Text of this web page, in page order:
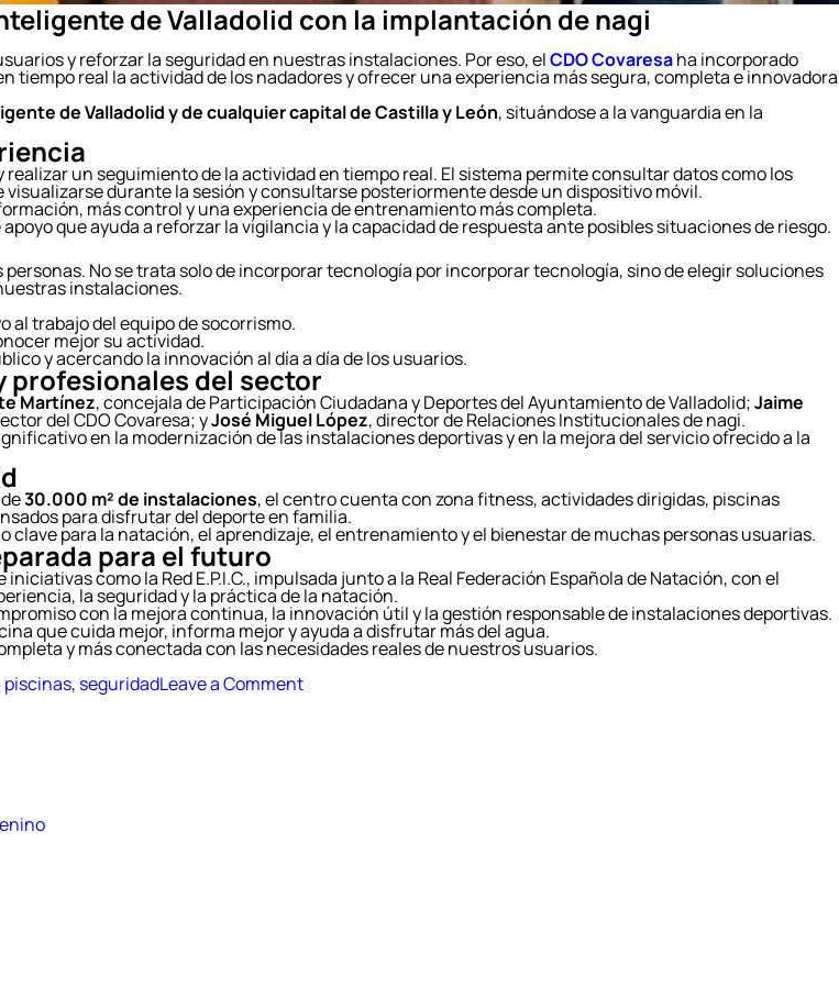
de Valladolid con la implantación de nagi
y reforzar la seguridad en nuestras instalaciones. Por eso, elCDO Covaresaha incorporado
real la actividad de los nadadores y ofrecer una experiencia más segura, completa e innovadora
de Valladolid y de cualquier capital de Castilla y León, situándose a la vanguardia en la
un seguimiento de la actividad en tiempo real. El sistema permite consultar datos como los
durante la sesión y consultarse posteriormente desde un dispositivo móvil.
más control y una experiencia de entrenamiento más completa.
que ayuda a reforzar la vigilancia y la capacidad de respuesta ante posibles situaciones de riesgo.
No se trata solo de incorporar tecnología por incorporar tecnología, sino de elegir soluciones
instalaciones.
al trabajo del equipo de socorrismo.
mejor su actividad.
y acercando la innovación al día a día de los usuarios.
profesionales del sector
Martínez, concejala de Participación Ciudadana y Deportes del Ayuntamiento de Valladolid;Jaime
del CDO Covaresa; yJosé Miguel López, director de Relaciones Institucionales de nagi.
en la modernización de las instalaciones deportivas y en la mejora del servicio ofrecido a la
30.000 m² de instalaciones, el centro cuenta con zona fitness, actividades dirigidas, piscinas
para disfrutar del deporte en familia.
para la natación, el aprendizaje, el entrenamiento y el bienestar de muchas personas usuarias.
para el futuro
como la Red E.P.I.C., impulsada junto a la Real Federación Española de Natación, con el
la seguridad y la práctica de la natación.
con la mejora continua, la innovación útil y la gestión responsable de instalaciones deportivas.
que cuida mejor, informa mejor y ayuda a disfrutar más del agua.
y más conectada con las necesidades reales de nuestros usuarios.
piscinas, seguridadLeave a Commenton